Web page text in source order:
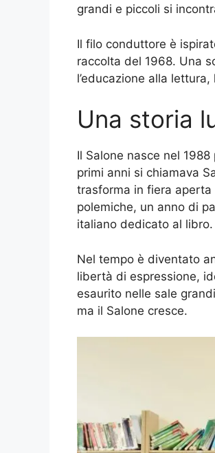
grandi e piccoli si
Il filo conduttore è
raccolta del 1968. Una
l’educazione alla
Una storia
Il Salone nasce nel
primi anni si chiamava
trasforma in fiera
polemiche, un anno di
italiano dedicato al libro.
Nel tempo è diventato
libertà di espressione,
esaurito nelle sale
ma il Salone cresce.